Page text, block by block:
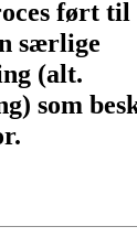
ført til
særlige
(alt.
som